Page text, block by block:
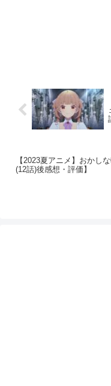
【2023夏アニメ】おかし
(12話)後感想・評価】